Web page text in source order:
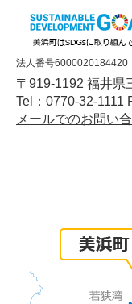
法人番号6000020184420
〒919-1192 福井県
Tel：0770-32-1111
メールでのお問い